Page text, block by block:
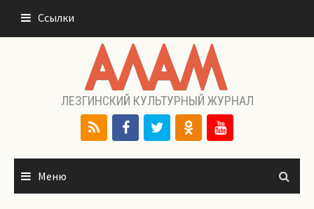
содержимому
Ссылки
ЛЕЗГИНСКИЙ КУЛЬТУРНЫЙ ЖУРНАЛ
Меню